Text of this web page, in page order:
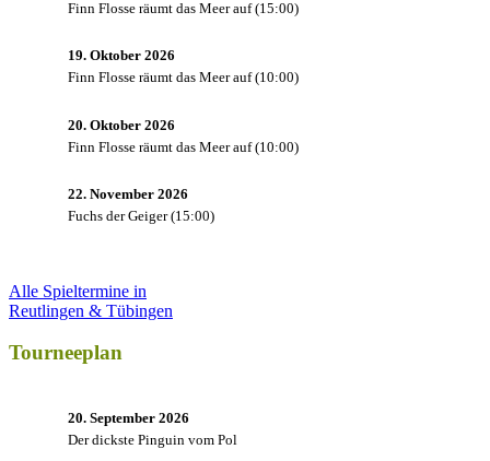
Finn Flosse räumt das Meer auf(15:00)
19. Oktober 2026
Finn Flosse räumt das Meer auf(10:00)
20. Oktober 2026
Finn Flosse räumt das Meer auf(10:00)
22. November 2026
Fuchs der Geiger(15:00)
Alle Spieltermine in
Reutlingen & Tübingen
Tourneeplan
20. September 2026
Der dickste Pinguin vom Pol